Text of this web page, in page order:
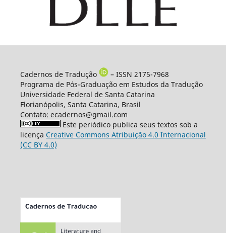
Cadernos de Tradução
– ISSN 2175-7968
Programa de Pós-Graduação em Estudos da Tradução
Universidade Federal de Santa Catarina
Florianópolis, Santa Catarina, Brasil
Contato: ecadernos@gmail.com
Este periódico publica seus textos sob a
licença Creative Commons Atribuição 4.0 Internacional
(CC BY 4.0)